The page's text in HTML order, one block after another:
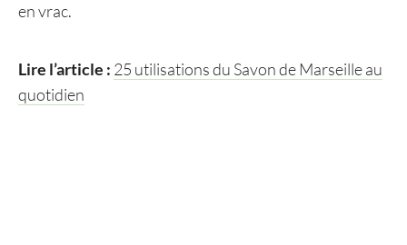
en vrac.
Lire l’article : 25 utilisations du Savon de Marseille au
quotidien